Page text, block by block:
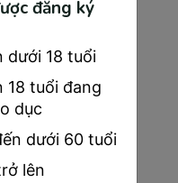
thai kỳ.
: Đánh giá tổng
khỏe của mẹ, bao
cầu, bạch cầu,
: Phát hiện các dấu
tiết niệu, protein
giật) và nồng độ
đăng ký
dưới 18 tuổi
18 tuổi đang
dục
dưới 60 tuổi
lên